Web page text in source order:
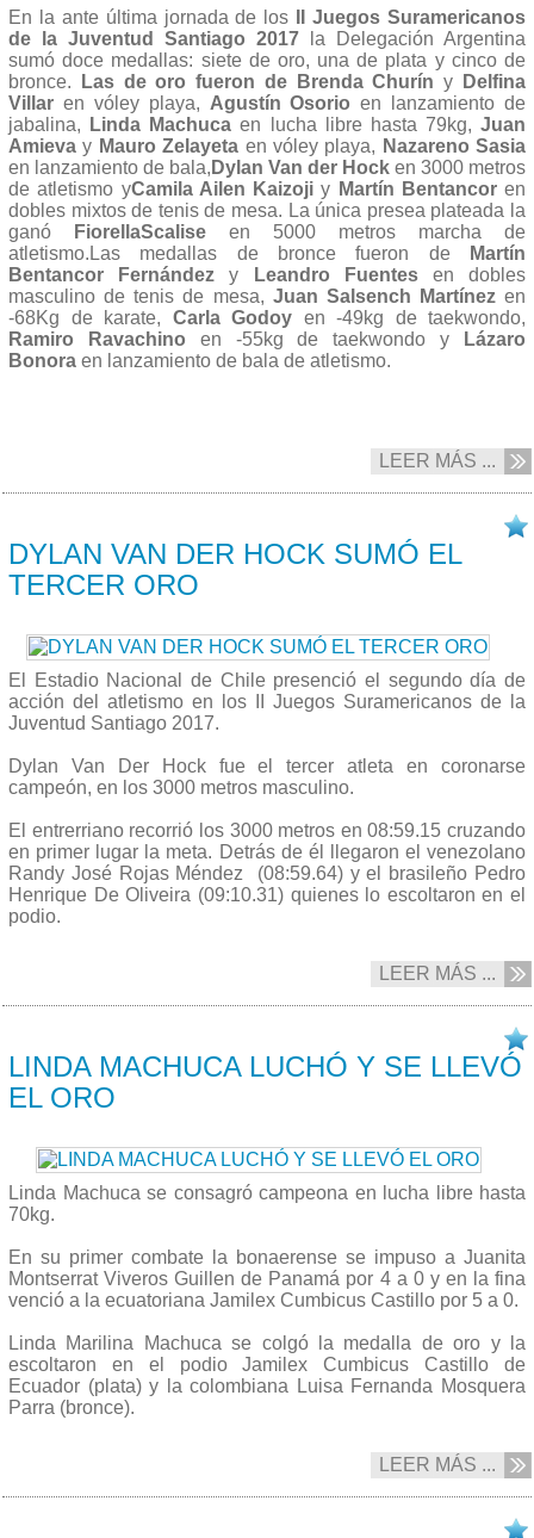
En la ante última jornada de los
II Juegos Suramericanos
de la Juventud Santiago 2017 la Delegación Argentina
sumó doce medallas: siete de oro, una de plata y cinco de
bronce.
Las de oro fueron de Brenda Churíny Delfina
Villar en vóley playa, Agustín Osorio en lanzamiento de
jabalina,
Linda Machuca en lucha libre hasta 79kg, Juan
Amieva y Mauro Zelayeta en vóley playa, Nazareno Sasia
en lanzamiento de bala, Dylan Van der Hock en 3000 metros
de atletismo yCamila Ailen Kaizojiy Martín Bentancoren
dobles mixtos de tenis de mesa. La única presea plateada la
ganó
FiorellaScalise en 5000 metros marcha de
atletismo.Las medallas de bronce fueron de
Martín
Bentancor Fernándezy Leandro Fuentesen dobles
masculino de tenis de mesa, Juan Salsench Martínezen
-68Kg de karate, Carla Godoy en -49kg de taekwondo,
Ramiro Ravachino en -55kg de taekwondo y
Lázaro
Bonora en lanzamiento de bala de atletismo.
LEER MÁS ...
DYLAN VAN DER HOCK SUMÓ EL
TERCER ORO
El Estadio Nacional de Chile presenció el segundo día de
acción del atletismo en los II Juegos Suramericanos de la
Juventud Santiago 2017.
Dylan Van Der Hock fue el tercer atleta en coronarse
campeón, en l os 3000 metros masculino.
El entrerriano recorrió los 3000 metros en08:59.15 cruzando
en primer lugar la meta. Detrás de él llegaron el venezolano
Randy José Rojas Méndez (08:59.64) y el brasileño Pedro
Henrique De Oliveira (09:10.31) quienes lo escoltaron en el
podio.
LEER MÁS ...
LINDA MACHUCA LUCHÓ Y SE LLEVÓ
EL ORO
Linda Machuca se consagró campeona en lucha libre hasta
70kg.
En su primer combate la bonaerense se impuso a Juanita
Montserrat Viveros Guillen de Panamá por 4 a 0 y en la fina
venció a la ecuatoriana Jamilex Cumbicus Castillo por 5 a 0.
Linda Marilina Machuca se colgó la medalla de oro y la
escoltaron en el podio Jamilex Cumbicus Castillo de
Ecuador (plata) y la colombiana Luisa Fernanda Mosquera
Parra (bronce).
LEER MÁS ...